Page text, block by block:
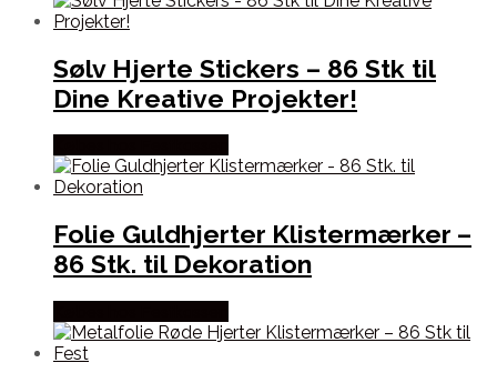
Sølv Hjerte Stickers – 86 Stk til
Dine Kreative Projekter!
Folie Guldhjerter Klistermærker –
86 Stk. til Dekoration